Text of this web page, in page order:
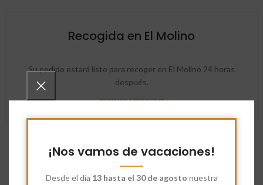
¡Nos vamos de vacaciones!
Desde el día 13 hasta el 30 de agosto nuestra
Recogida en El Molino
Su pedido estará listo para recoger en El Molino 24 horas
después.
SEGUIR LEYENDO